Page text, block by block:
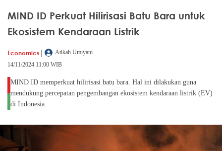
MIND ID Perkuat Hilirisasi Batu Bara untuk
Ekosistem Kendaraan Listrik
Economics |
Atikah Umiyani
14/11/2024 11:00 WIB
MIND ID memperkuat hilirisasi batu bara. Hal ini dilakukan guna
mendukung percepatan pengembangan ekosistem kendaraan listrik (EV)
di Indonesia.